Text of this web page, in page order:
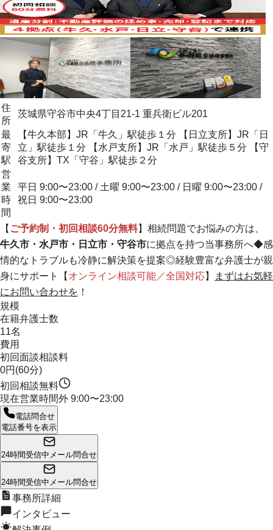
住
所
茨城県守谷市中央4丁目21-1 重兵衛ビル201
最
寄
駅
【牛久本部】JR「牛久」駅徒歩１分 【日立支所】JR「日
立」駅徒歩１分 【水戸支所】JR「水戸」駅徒歩５分 【守
谷支所】TX「守谷」駅徒歩２分
営
業
時
間
平日 9:00〜23:00 / 土曜 9:00〜23:00 / 日曜 9:00〜23:00 /
祝日 9:00〜23:00
【 ご予約制・初回相談60分無料】相続問題でお悩みの方は、
牛久市・水戸市・日立市・守谷市に拠点を持つ当事務所へ◆感
情的なトラブルも冷静に解決策を提案◎経験豊富な弁護士が親
身にサポート
【 オンライン相談可能／全国対応】
まずはお気軽
にお問い合わせを ！
規模
在籍弁護士数
11名
費用
初回面談相談料
0円(60分)
初回相談無料
現在営業時間外 9:00〜23:00
電話問合せ
電話番号を表示
24時間受信中 メール問合せ
24時間受信中 メール問合せ
事務所詳細
インタビュー